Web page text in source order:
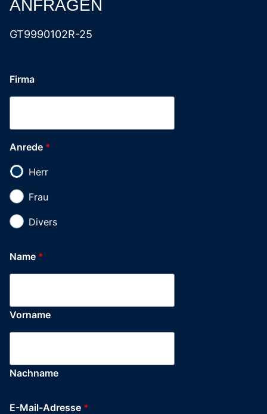
ANFRAGEN
GT9990102R-25
Name
Telefonnummer
Firma
Anrede *
Herr
Frau
Divers
Name *
Vorname
Nachname
E-Mail-Adresse *